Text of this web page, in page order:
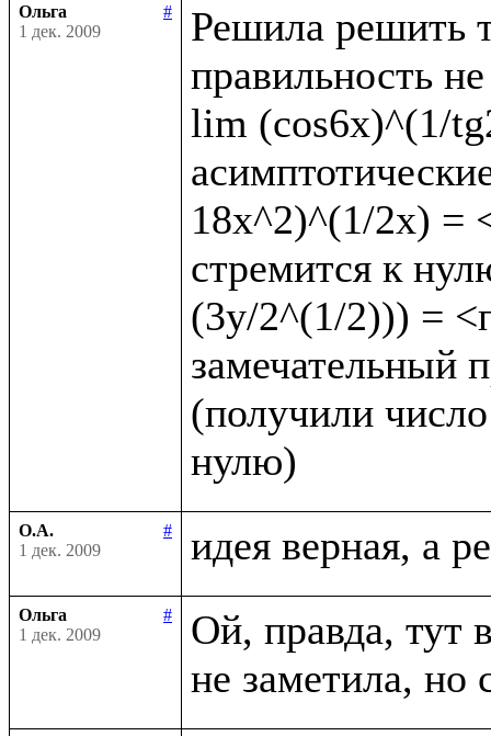
Ольга
#
1 дек. 2009
Решила решить
правильность
lim (cos6x)^(1/
18x^2)^(1/2x) =
стремится к
(3y/2^(1/2))) =
замечательный
(получили
О.А.
#
1 дек. 2009
Ольга
#
1 дек. 2009
Ой, правда, тут